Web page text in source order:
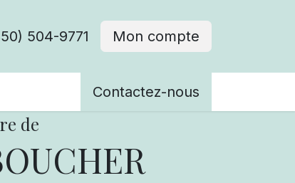
504-9771 Mon compte
Contactez-nous
de